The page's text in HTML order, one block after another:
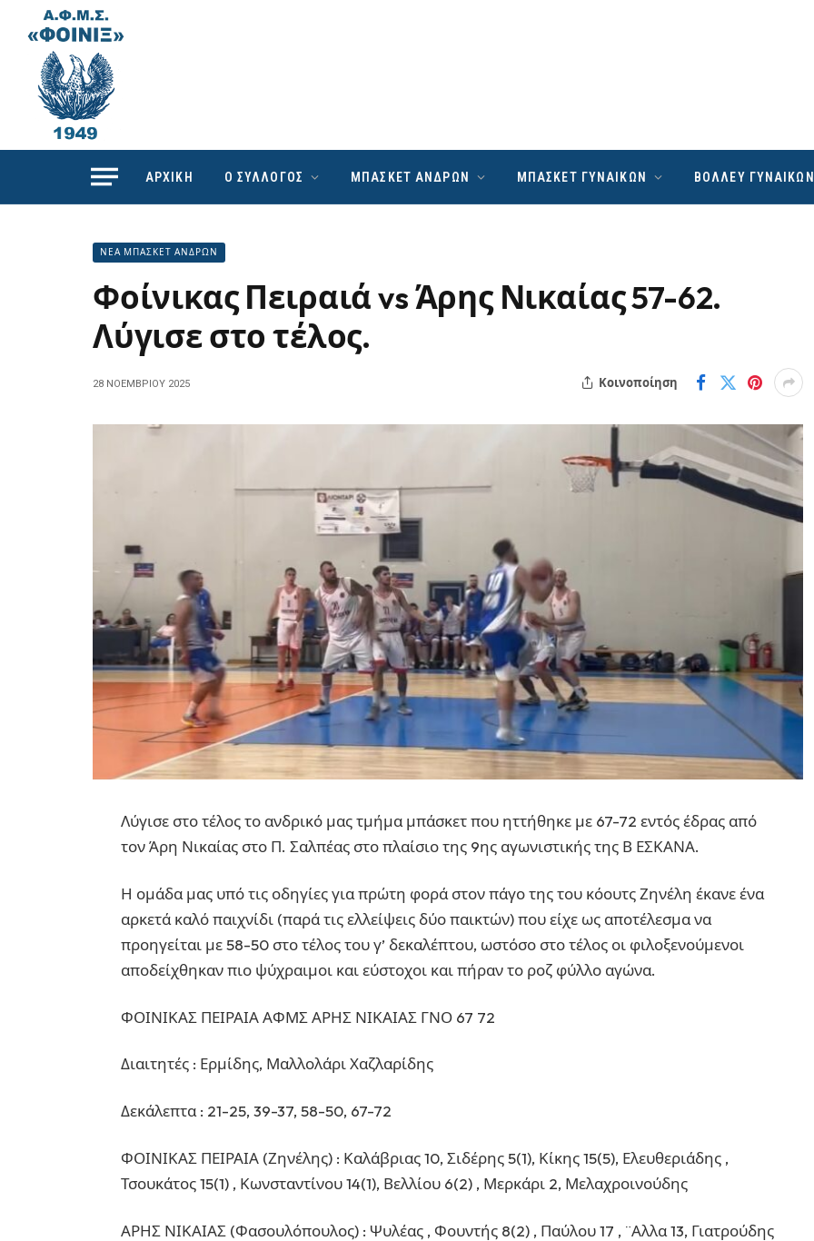
ΑΡΧΙΚΗ Ο ΣΥΛΛΟΓΟΣ ΜΠΑΣΚΕΤ ΑΝΔΡΩΝ ΜΠΑΣΚΕΤ ΓΥΝΑΙΚΩΝ ΒΟΛΛΕΥ ΓΥΝΑΙΚΩΝ
ΝΕΑ ΜΠΑΣΚΕΤ ΑΝΔΡΩΝ
Φοίνικας Πειραιά vs Άρης Νικαίας 57-62.
Λύγισε στο τέλος.
28 ΝΟΕΜΒΡΊΟΥ 2025 Κοινοποίηση
Λύγισε στο τέλος το ανδρικό μας τμήμα μπάσκετ που ηττήθηκε με 67-72 εντός έδρας από
τον Άρη Νικαίας στο Π. Σαλπέας στο πλαίσιο της 9ης αγωνιστικής της Β ΕΣΚΑΝΑ.
Η ομάδα μας υπό τις οδηγίες για πρώτη φορά στον πάγο της του κόουτς Ζηνέλη έκανε ένα
αρκετά καλό παιχνίδι (παρά τις ελλείψεις δύο παικτών) που είχε ως αποτέλεσμα να
προηγείται με 58-50 στο τέλος του γ’ δεκαλέπτου, ωστόσο στο τέλος οι φιλοξενούμενοι
αποδείχθηκαν πιο ψύχραιμοι και εύστοχοι και πήραν το ροζ φύλλο αγώνα.
ΦΟΙΝΙΚΑΣ ΠΕΙΡΑΙΑ ΑΦΜΣ ΑΡΗΣ ΝΙΚΑΙΑΣ ΓΝΟ 67 72
Διαιτητές : Ερμίδης, Μαλλολάρι Χαζλαρίδης
Δεκάλεπτα : 21-25, 39-37, 58-50, 67-72
ΦΟΙΝΙΚΑΣ ΠΕΙΡΑΙΑ (Ζηνέλης) : Καλάβριας 10, Σιδέρης 5(1), Κίκης 15(5), Ελευθεριάδης ,
Τσουκάτος 15(1) , Κωνσταντίνου 14(1), Βελλίου 6(2) , Μερκάρι 2, Μελαχροινούδης
ΑΡΗΣ ΝΙΚΑΙΑΣ (Φασουλόπουλος) : Ψυλέας , Φουντής 8(2) , Παύλου 17 , ¨Αλλα 13, Γιατρούδης